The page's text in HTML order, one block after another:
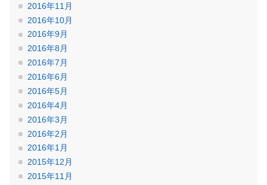
2016年11月
2016年10月
2016年9月
2016年8月
2016年7月
2016年6月
2016年5月
2016年4月
2016年3月
2016年2月
2016年1月
2015年12月
2015年11月